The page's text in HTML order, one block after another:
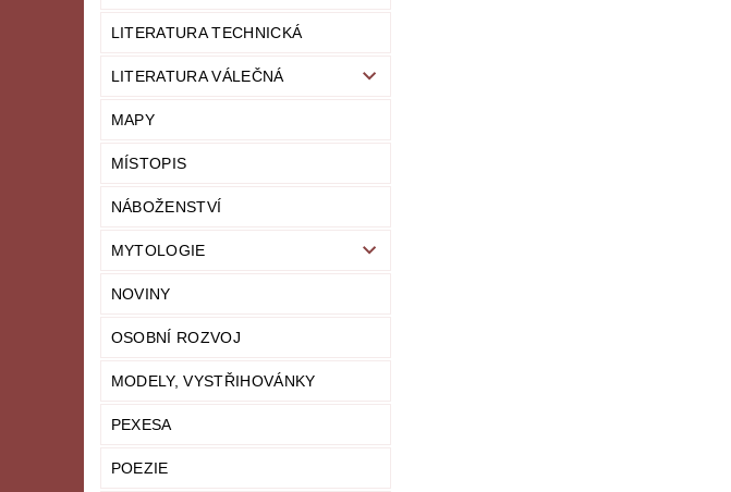
LITERATURA TECHNICKÁ
LITERATURA VÁLEČNÁ
MAPY
MÍSTOPIS
NÁBOŽENSTVÍ
MYTOLOGIE
NOVINY
OSOBNÍ ROZVOJ
MODELY, VYSTŘIHOVÁNKY
PEXESA
POEZIE